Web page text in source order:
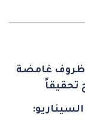
ظروف غامضة
تحقيقاً